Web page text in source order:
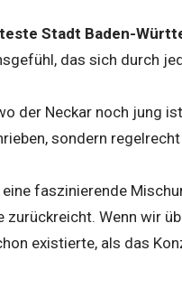
Stadt Baden-
das sich durch
der Neckar noch jung
sondern
eine faszinierende
zurückreicht. Wenn wir
existierte, als das